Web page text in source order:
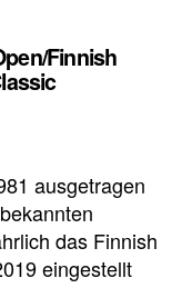
Finnish
ausgetragen
das Finnish
eingestellt